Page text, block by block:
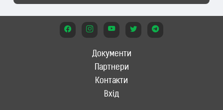
Документи
Партнери
Контакти
Вхід